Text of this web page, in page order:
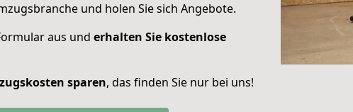
und holen Sie sich Angebote.
aus und erhalten Sie kostenlose
sparen, das finden Sie nur bei uns!